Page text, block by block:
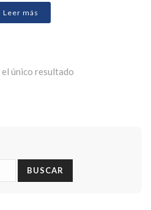
Leer más
único resultado
BUSCAR